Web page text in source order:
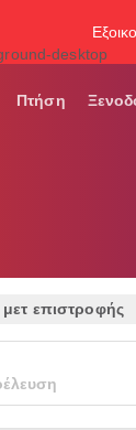
Πτήση
μετ επιστροφής